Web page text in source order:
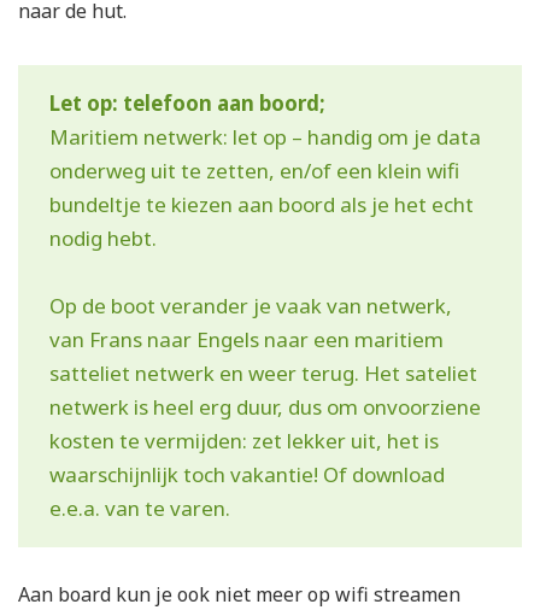
naar de hut.
Let op: telefoon aan boord;
Maritiem netwerk: let op – handig om je data
onderweg uit te zetten, en/of een klein wifi
bundeltje te kiezen aan boord als je het echt
nodig hebt.
Op de boot verander je vaak van netwerk,
van Frans naar Engels naar een maritiem
satteliet netwerk en weer terug. Het sateliet
netwerk is heel erg duur, dus om onvoorziene
kosten te vermijden: zet lekker uit, het is
waarschijnlijk toch vakantie! Of download
e.e.a. van te varen.
Aan board kun je ook niet meer op wifi streamen